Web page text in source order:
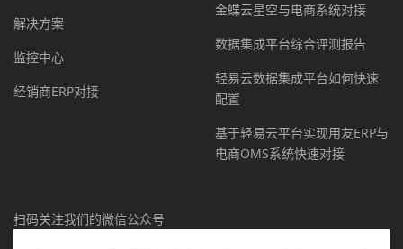
解决方案
监控中心
经销商ERP对接
金蝶云星空与电商系统对接
数据集成平台综合评测报告
轻易云数据集成平台如何快速
配置
基于轻易云平台实现用友ERP与
电商OMS系统快速对接
扫码关注我们的微信公众号